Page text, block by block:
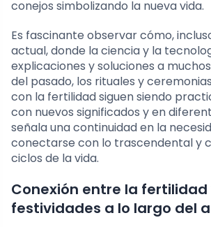
conejos simbolizando la nueva vida.
Es fascinante observar cómo,
actual, donde la ciencia y la
explicaciones y soluciones a
del pasado, los rituales y
con la fertilidad siguen siendo
con nuevos significados y en
señala una continuidad en la
conectarse con lo trascendental y
ciclos de la vida.
Conexión entre la fertilidad
festividades a lo largo del